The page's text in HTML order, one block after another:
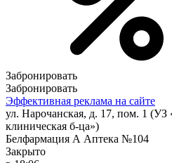
Забронировать
Забронировать
Эффективная реклама на сайте
ул. Нарочанская, д. 17, пом. 1 (УЗ
клиническая б-ца»)
Белфармация А Аптека №104
Закрыто